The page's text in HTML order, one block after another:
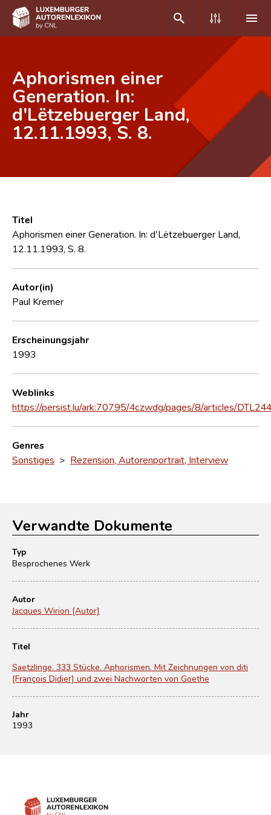
DE FR
Home
Autor(inn)en A-Z
Forschungsgruppe
Aphorismen einer
Generation. In:
d'Lëtzebuerger Land,
12.11.1993, S. 8.
Titel
Aphorismen einer Generation. In: d'Lëtzebuerger Land,
12.11.1993, S. 8.
Autor(in)
Paul Kremer
Erscheinungsjahr
1993
Weblinks
https://persist.lu/ark:70795/4czwdg/pages/8/articles/DTL244
Genres
Sonstiges > Rezension, Autorenportrait, Interview
Verwandte Dokumente
Typ
Besprochenes Werk
Autor
Jacques Wirion [Autor]
Titel
Saetzlinge. 333 Stücke. Aphorismen. Mit Zeichnungen von diti
[François Didier] und zwei Nachworten von Goethe
Jahr
1993